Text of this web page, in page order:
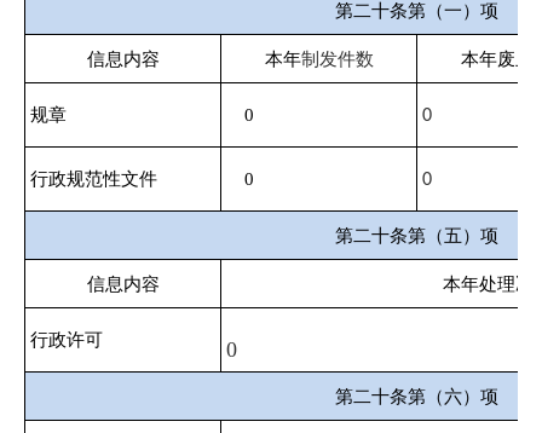
第二十条第（一）项
信息内容 本年制发件数 本年废止
规章 0 0
行政规范性文件 0 0
第二十条第（五）项
信息内容 本年处理决
行政许可 0
第二十条第（六）项